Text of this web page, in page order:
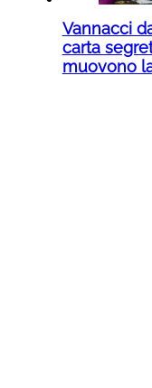
Vannacci
carta
muovono